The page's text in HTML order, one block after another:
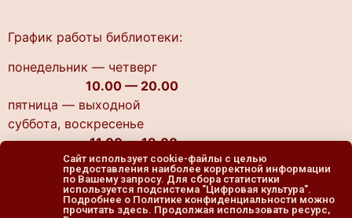
График работы библиотеки:
понедельник — четверг
10.00 — 20.00
пятница — выходной
cуббота, воскресенье
11.00 — 19.00
Сайт использует cookie-файлы с целью
предоставления наиболее корректной информации
по Вашему запросу. Для сбора статистики
используется подсистема "Цифровая культура".
Подробнее о Политике конфиденциальности можно
прочитать здесь. Продолжая использовать ресурс,